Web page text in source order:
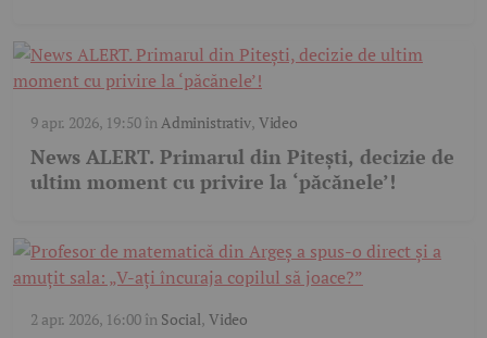
9 apr. 2026, 19:50în Administrativ, Video
News ALERT. Primarul din Pitești, decizie de
ultim moment cu privire la ‘păcănele’!
2 apr. 2026, 16:00în Social, Video